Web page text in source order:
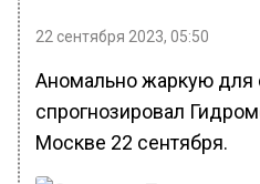
22 сентября 2023, 05:50
Аномально жаркую для
спрогнозировал
Москве 22 сентября.